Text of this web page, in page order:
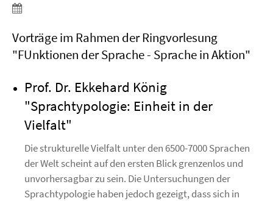
Vorträge im Rahmen der Ringvorlesung
"FUnktionen der Sprache - Sprache in Aktion"
Prof. Dr. Ekkehard König
"Sprachtypologie: Einheit in der
Vielfalt"
Die strukturelle Vielfalt unter den 6500-7000 Sprachen
der Welt scheint auf den ersten Blick grenzenlos und
unvorhersagbar zu sein. Die Untersuchungen der
Sprachtypologie haben jedoch gezeigt, dass sich in